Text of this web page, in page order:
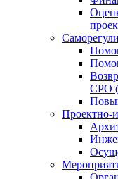
СРО
Проектно-